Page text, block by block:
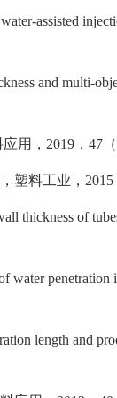
assisted
and multi-
用， 2019 ， 47 （
塑料工业， 2015
of
penetration
length and